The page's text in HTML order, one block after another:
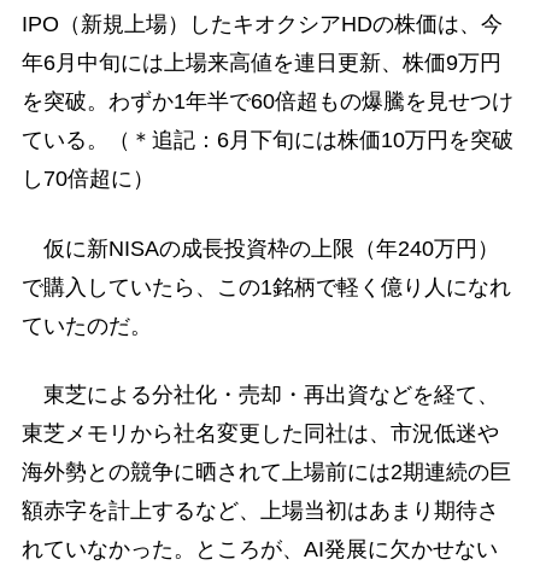
IPO（新規上場）したキオクシアHDの株価は、今
年6月中旬には上場来高値を連日更新、株価9万円
を突破。わずか1年半で60倍超もの爆騰を見せつけ
ている。（＊追記：6月下旬には株価10万円を突破
し70倍超に）
仮に新NISAの成長投資枠の上限（年240万円）
で購入していたら、この1銘柄で軽く億り人になれ
ていたのだ。
東芝による分社化・売却・再出資などを経て、
東芝メモリから社名変更した同社は、市況低迷や
海外勢との競争に晒されて上場前には2期連続の巨
額赤字を計上するなど、上場当初はあまり期待さ
れていなかった。ところが、AI発展に欠かせない